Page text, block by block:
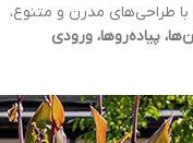
طراحی‌های مدرن و متنوع،
پیاده‌روها، ورودی